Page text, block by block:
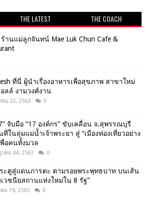
THE LATEST THE COACH
านแม่ลูกจันทน์ Mae Luk Chun Cafe &
ที่นี่ ผู้นำเรื่องอาหารเพื่อสุขภาพ​ สาขาใหม่
อลล์ งามวงศ์งาน
ม 22, 2563 0
จับมือ “17 องค์กร” ขับเคลื่อน จ.สุพรรณบุรี
ในลุ่มแม่น้ำเจ้าพระยา สู่ “เมืองท่องเที่ยวอย่าง
พื่อคนทั้งมวล
คม 04, 2563 0
ระตูสู่แดนภารตะ ตามรอยพระพุทธบาท บนเส้น
วชนียสถานแห่งใหม่ใน 8 รัฐ”
ม 19, 2565 0